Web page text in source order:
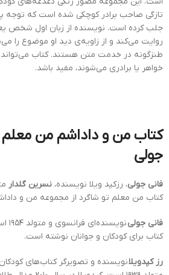
تازگی صاحب برادر کوچکی شده است که توجه
جلب کرده است. نویسنده از زبان اول شخص
روایت می‌کند و از زاویه‌ی دید او موضوع را
طنزگونه در خدمت متن هستند. کتاب
خواهر یا برادری می‌شوند، مفید باشد.
کتاب من و داداشم من معلم
جولی
فانی جولی، رزکپد ویلا نویسنده، نسرین گلدار
کتاب من معلم تو شاگرد از مجموعه من و
فانی جولی
کتاب برای کودکان و جوانان نوشته است.
رز کپدویلانویسنده و تصویرگر کتاب‌های کودکان